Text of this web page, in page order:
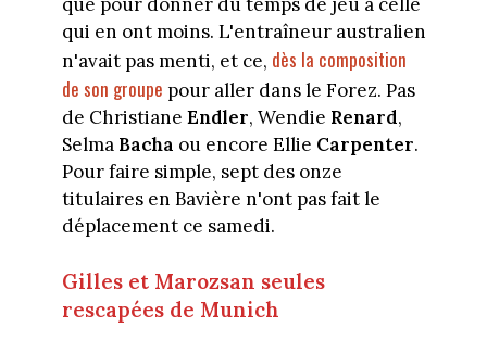
qui en ont moins. L'entraîneur australien
n'avait pas menti, et ce, dès la composition
de son groupe pour aller dans le Forez. Pas
de Christiane Endler, Wendie Renard,
Selma Bacha ou encore Ellie Carpenter.
Pour faire simple, sept des onze
titulaires en Bavière n'ont pas fait le
déplacement ce samedi.
Gilles et Marozsan seules
rescapées de Munich